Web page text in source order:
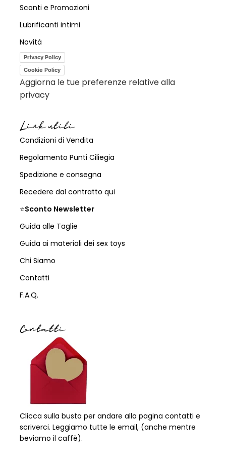
Sconti e Promozioni
Lubrificanti intimi
Novità
Privacy Policy
Cookie Policy
Aggiorna le tue preferenze relative alla
privacy
Link utili
Condizioni di Vendita
Regolamento Punti Ciliegia
Spedizione e consegna
Recedere dal contratto qui
⭐Sconto Newsletter
Guida alle Taglie
Guida ai materiali dei sex toys
Chi Siamo
Contatti
F.A.Q.
Contatti
Clicca sulla busta per andare alla pagina contatti e
scriverci. Leggiamo tutte le email, (anche mentre
beviamo il caffè).